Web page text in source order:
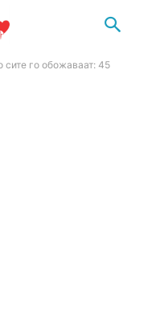
сите го обожаваат: 45